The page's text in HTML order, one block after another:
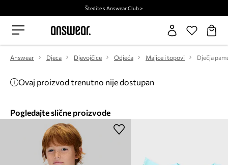
Štedite s Answear Club >
Answear Djeca Djevojčice Odjeća Majice i topovi
Ovaj proizvod trenutno nije dostupan
Pogledajte slične proizvode